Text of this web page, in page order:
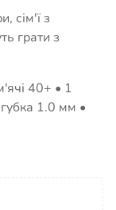
сім'ї з
грати з
40+ • 1
1.0 мм •